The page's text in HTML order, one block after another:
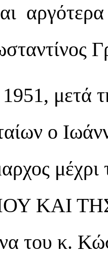
μετά
ο
ΚΑΙ ΤΗΣ
του κ.